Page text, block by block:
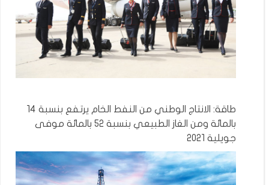
طاقة: الانتاج الوطني من النفط الخام يرتفع بنسبة 14
بالمائة ومن الغاز الطبيعي بنسبة 52 بالمائة موفى
جويلية 2021